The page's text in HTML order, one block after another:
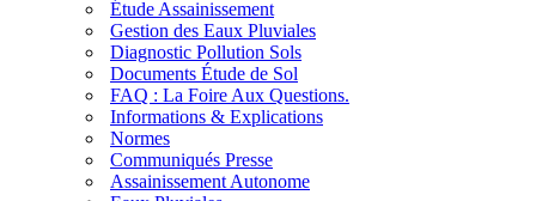
Étude Assainissement
Gestion des Eaux Pluviales
Diagnostic Pollution Sols
Documents Étude de Sol
FAQ : La Foire Aux Questions.
Informations & Explications
Normes
Communiqués Presse
Assainissement Autonome